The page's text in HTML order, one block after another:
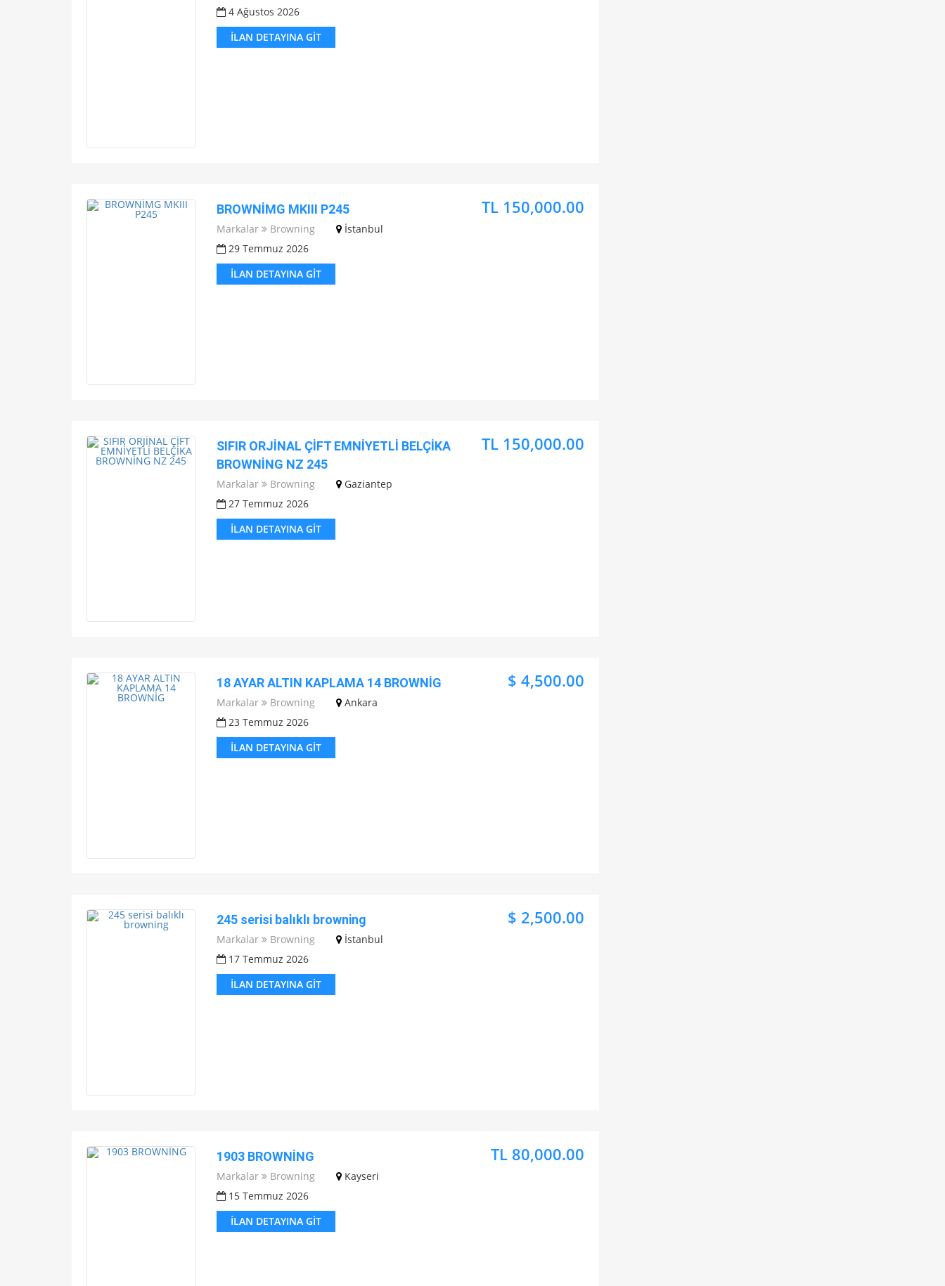
4 Ağustos 2026
İLAN DETAYINA GIT
BROWNİMG MKIII P245
Markalar Browning
İstanbul
29 Temmuz 2026
İLAN DETAYINA GIT
TL 150,000.00
SIFIR ORJİNAL ÇİFT EMNİYETLİ BELÇİKA
BROWNİNG NZ 245
Markalar Browning
Gaziantep
27 Temmuz 2026
İLAN DETAYINA GIT
TL 150,000.00
18 AYAR ALTIN KAPLAMA 14 BROWNİG
Markalar Browning
Ankara
23 Temmuz 2026
İLAN DETAYINA GIT
$ 4,500.00
245 serisi balıklı browning
Markalar Browning
İstanbul
17 Temmuz 2026
İLAN DETAYINA GIT
$ 2,500.00
1903 BROWNİNG
Markalar Browning
Kayseri
15 Temmuz 2026
İLAN DETAYINA GIT
TL 80,000.00